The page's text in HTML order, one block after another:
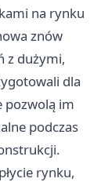
na rynku
znów
z dużymi,
dla
pozwolą im
podczas
rynku,